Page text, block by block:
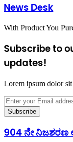
News Desk
With Product You
Subscribe to
updates!
Lorem ipsum dolor sit
Enter
your
Email
904 ನೇ